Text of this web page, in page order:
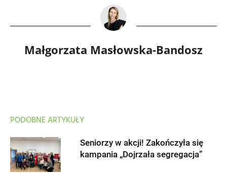
Małgorzata Masłowska-Bandosz
PODOBNE ARTYKUŁY
Seniorzy w akcji! Zakończyła się
kampania „Dojrzała segregacja”